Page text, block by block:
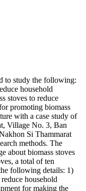
to study the following:
household
stoves to reduce
promoting biomass
with a case study of
Village No. 3, Ban
Si Thammarat
methods. The
about biomass stoves
a total of ten
following details: 1)
household
for making the